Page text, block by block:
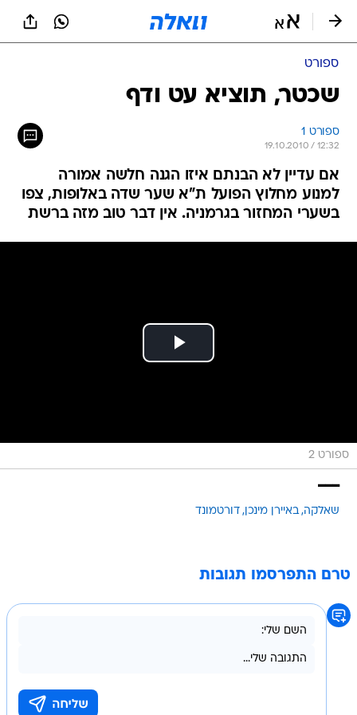
ספורט
שכטר, תוציא עט ודף
ספורט 1
19.10.2010 / 12:32
אם עדיין לא הבנתם איזו הגנה חלשה אמורה
למנוע מחלוץ הפועל ת"א שער שדה באלופות, צפו
בשערי המחזור בגרמניה. אין דבר טוב מזה ברשת
ספורט 2
___
שאלקה באיירן מינכן דורטמונד
טרם התפרסמו תגובות